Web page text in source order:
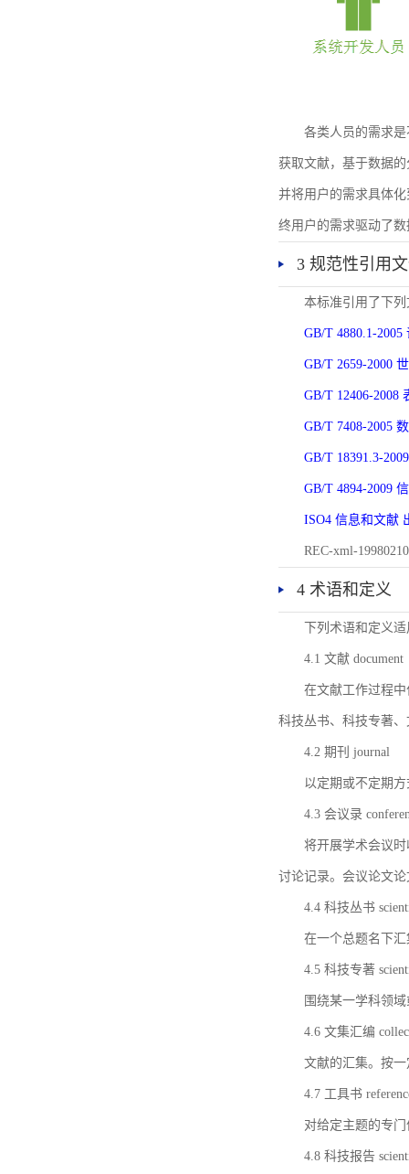
各类人员的需求
获取文献，基于数据
并将用户的需求具体
终用户的需求驱动了
3 规范性引用
本标准引用了下
GB/T 4880.1-
GB/T 2659-2000
GB/T 12406-2008
GB/T 7408-2005
GB/T 18391.3-
GB/T 4894-2009
ISO4 信息和文献
REC-xml-
4 术语和定义
下列术语和定义
4.1 文献 document
在文献工作过程
科技丛书、科技专著
4.2 期刊 journal
以定期或不定期
4.3 会议录
将开展学术会议
讨论记录。会议论文
4.4 科技丛书
在一个总题名下
4.5 科技专著
围绕某一学科领
4.6 文集汇编
文献的汇集。按
4.7 工具书
对给定主题的专
4.8 科技报告